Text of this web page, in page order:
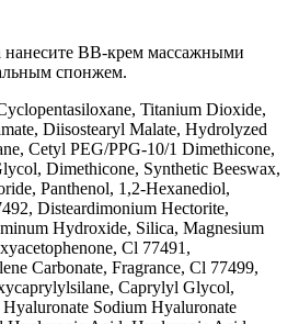
нанесите BB-крем массажными
спонжем.
Titanium Dioxide,
Diisostearyl Malate, Hydrolyzed
Cetyl PEG/PPG-10/1 Dimethicone,
Dimethicone, Synthetic Beeswax,
Panthenol, 1,2-Hexanediol,
Disteardimonium Hectorite,
Hydroxide, Silica, Magnesium
Cl 77491,
Carbonate, Fragrance, Cl 77499,
Caprylyl Glycol,
Sodium Hyaluronate